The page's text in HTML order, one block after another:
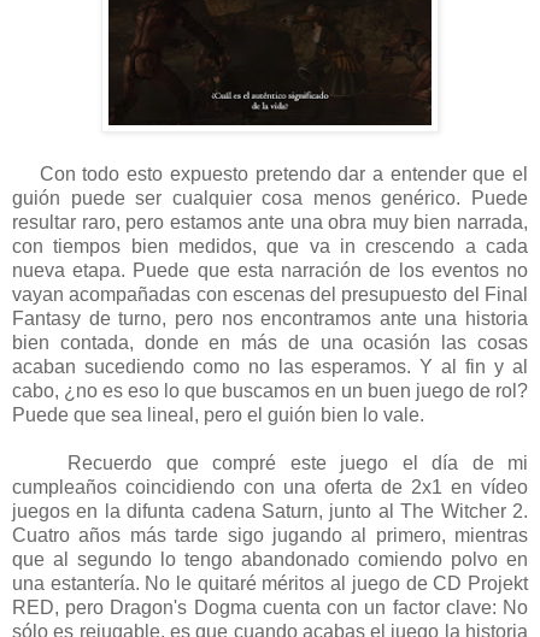
Con todo esto expuesto pretendo dar a entender que el
guión puede ser cualquier cosa menos genérico. Puede
resultar raro, pero estamos ante una obra muy bien narrada,
con tiempos bien medidos, que va in crescendo a cada
nueva etapa. Puede que esta narración de los eventos no
vayan acompañadas con escenas del presupuesto del Final
Fantasy de turno, pero nos encontramos ante una historia
bien contada, donde en más de una ocasión las cosas
acaban sucediendo como no las esperamos. Y al fin y al
cabo, ¿no es eso lo que buscamos en un buen juego de rol?
Puede que sea lineal, pero el guión bien lo vale.
Recuerdo que compré este juego el día de mi
cumpleaños coincidiendo con una oferta de 2x1 en vídeo
juegos en la difunta cadena Saturn, junto al The Witcher 2.
Cuatro años más tarde sigo jugando al primero, mientras
que al segundo lo tengo abandonado comiendo polvo en
una estantería. No le quitaré méritos al juego de CD Projekt
RED, pero Dragon's Dogma cuenta con un factor clave: No
sólo es rejugable, es que cuando acabas el juego la historia